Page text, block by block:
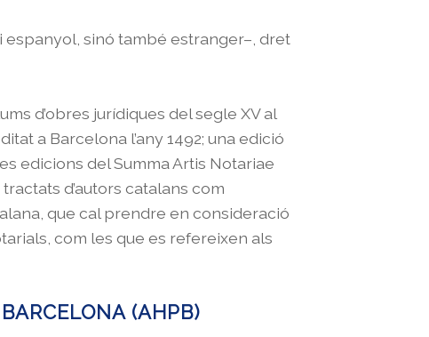
espanyol, sinó també estranger–, dret
d’obres jurídiques del segle XV al
a Barcelona l’any 1492; una edició
edicions del Summa Artis Notariae
d’autors catalans com
que cal prendre en consideració
com les que es refereixen als
(AHPB)